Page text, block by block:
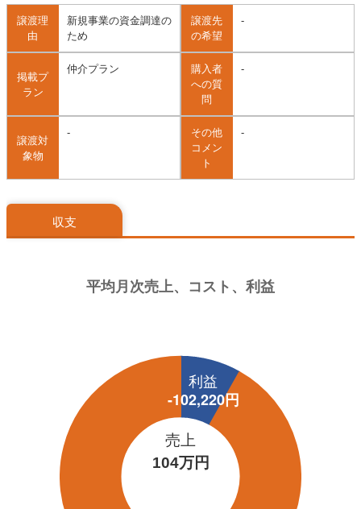
譲渡理
由
新規事業の資金調達の
ため
譲渡先
の希望
-
掲載プ
ラン
仲介プラン
購入者
への質
問
-
譲渡対
象物
-
その他
コメン
ト
-
収支
売上
104万円